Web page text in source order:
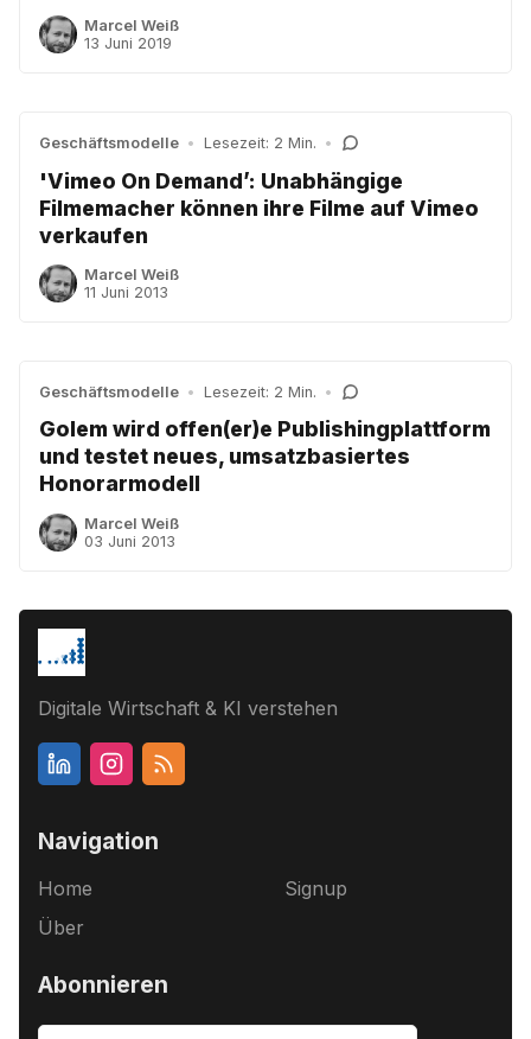
Marcel Weiß
13 Juni 2019
Geschäftsmodelle • Lesezeit: 2 Min. •
'Vimeo On Demand’: Unabhängige
Filmemacher können ihre Filme auf Vimeo
verkaufen
Marcel Weiß
11 Juni 2013
Geschäftsmodelle • Lesezeit: 2 Min. •
Golem wird offen(er)e Publishingplattform
und testet neues, umsatzbasiertes
Honorarmodell
Marcel Weiß
03 Juni 2013
Digitale Wirtschaft & KI verstehen
Navigation
Home
Über
Signup
Abonnieren